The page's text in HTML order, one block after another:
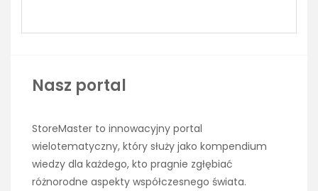
Nasz portal
StoreMaster to innowacyjny portal
wielotematyczny, który służy jako kompendium
wiedzy dla każdego, kto pragnie zgłębiać
różnorodne aspekty współczesnego świata.